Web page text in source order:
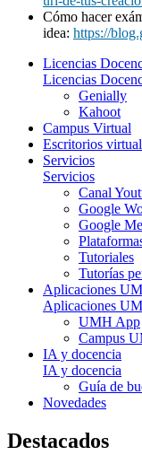
Cómo hacer
idea: https://
Licencias
Licencias
Genially
Kahoot
Campus Virtual
Escritorios
Servicios
Servicios
Canal
Google
Google
Tutoriales
Tutorías
Aplicaciones
Aplicaciones
UMH App
Campus
IA y docencia
IA y docencia
Guía de
Novedades
Destacados